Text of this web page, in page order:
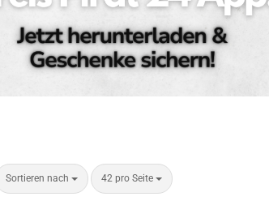
Sortieren nach 42 pro Seite